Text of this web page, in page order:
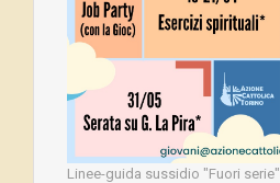
Linee-guida sussidio "Fuori serie"